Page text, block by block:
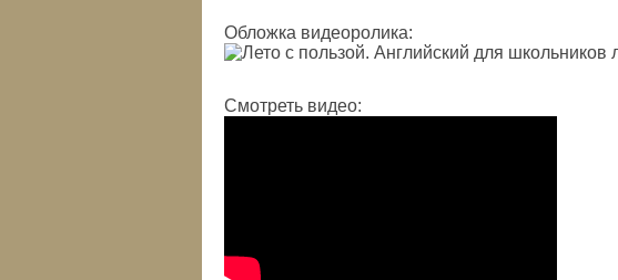
Обложка видеоролика:
Смотреть видео: